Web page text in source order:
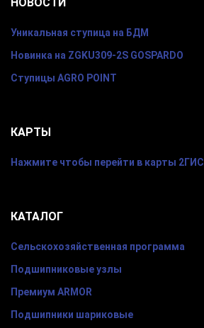
НОВОСТИ
Уникальная ступица на БДМ
Новинка на ZGKU309-2S GOSPARDO
Ступицы AGRO POINT
КАРТЫ
Нажмите чтобы перейти в карты 2ГИС
КАТАЛОГ
Сельскохозяйственная программа
Подшипниковые узлы
Премиум ARMOR
Подшипники шариковые